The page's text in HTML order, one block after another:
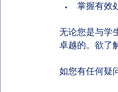
掌握有效
无论您是与学
卓越的。欲了
如您有任何疑